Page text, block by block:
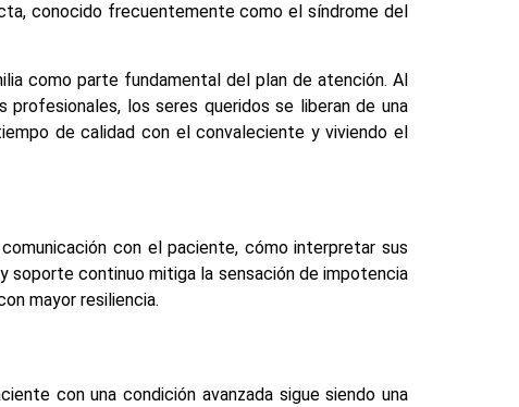
conocido frecuentemente como el síndrome del
como parte fundamental del plan de atención. Al
los seres queridos se liberan de una
de calidad con el convaleciente y viviendo el
con el paciente, cómo interpretar sus
soporte continuo mitiga la sensación de impotencia
mayor resiliencia.
con una condición avanzada sigue siendo una